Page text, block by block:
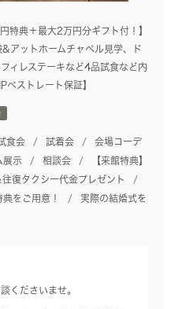
特典＋最大2万円分ギフト付！】
アットホームチャペル見学、ド
ィレステーキなど4品試食など内
ベストレート保証】
食会 試着会
会場コーデ
展示 相談会
【来館特典】
復タクシー代金プレゼント
をご用意！
実際の結婚式を
くださいませ。